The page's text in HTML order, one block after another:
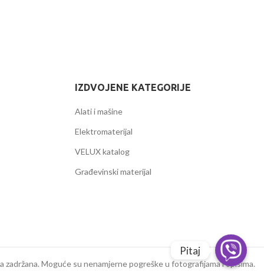
IZDVOJENE KATEGORIJE
Alati i mašine
Elektromaterijal
VELUX katalog
Građevinski materijal
zadržana. Moguće su nenamjerne pogreške u fotografijama i opisima.
Pitaj